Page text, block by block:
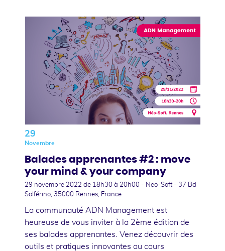
29
Novembre
Balades apprenantes #2 : move
your mind & your company
29 novembre 2022 de 18h30 à 20h00 - Neo-Soft - 37 Bd
Solférino, 35000 Rennes, France
La communauté ADN Management est
heureuse de vous inviter à la 2ème édition de
ses balades apprenantes. Venez découvrir des
outils et pratiques innovantes au cours